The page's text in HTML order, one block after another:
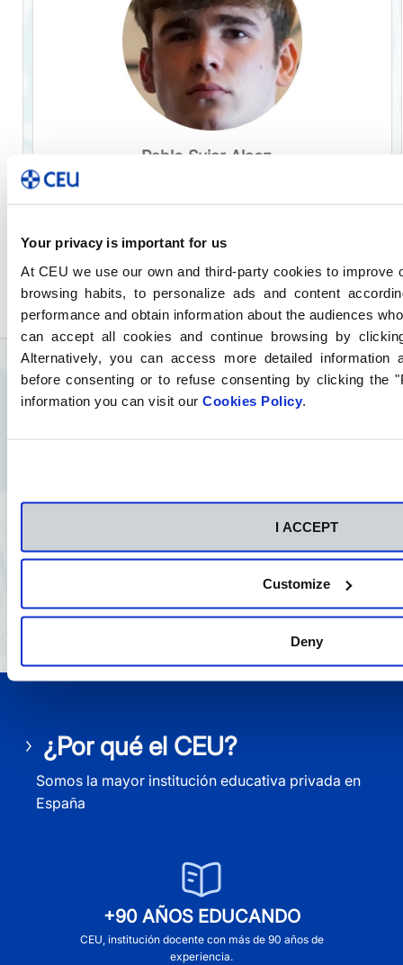
Your privacy is important for us
At CEU we use our own and third-party cookies to improve
browsing habits, to personalize ads and content
performance and obtain information about the audiences
can accept all cookies and continue browsing by
Alternatively, you can access more detailed information
before consenting or to refuse consenting by clicking the
information you can visit our Cookies Policy
I ACCEPT
Customize
Deny
Pablo Sujar Alaez
Mi experiencia en CEU FP cursando el
Grado Superior en Administración y
Finanzas ha sido muy enriquecedora.
Durante estos dos años, he podido
comprobar el alto nivel del profesorado,
así como la calidad de las instalaciones
y los recursos disponibles. Gracias a
esta formación, he desarrollado
habilidades en gestión financiera,
profesional.
¿Por qué el CEU?
Somos la mayor institución educativa privada en
España
+90 AÑOS EDUCANDO
CEU, institución docente con más de 90 años de
experiencia.